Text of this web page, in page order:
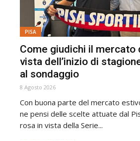
PISA
Come giudichi il mercato
vista dell’inizio di
al sondaggio
8 Agosto 2026
Con buona parte del mercato
ne pensi delle scelte attuate dal
rosa in vista della Serie...